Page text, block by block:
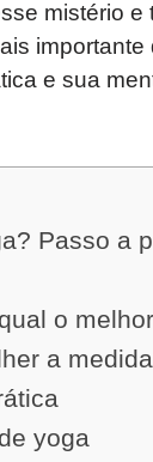
mistério e
importante
e sua
Passo a
o
a
yoga